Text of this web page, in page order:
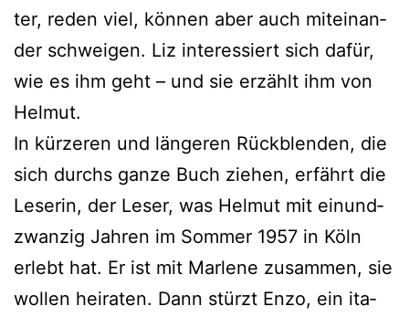
ter, reden viel, kön­nen aber auch mit­ein­an­
der schwei­gen. Liz inter­es­siert sich dafür,
wie es ihm geht – und sie erzählt ihm von
Helmut.
In kür­ze­ren und län­ge­ren Rückblenden, die
sich durchs gan­ze Buch zie­hen, erfährt die
Leserin, der Leser, was Helmut mit ein­und­
zwan­zig Jahren im Sommer 1957 in Köln
erlebt hat. Er ist mit Marlene zusam­men, sie
wol­len hei­ra­ten. Dann stürzt Enzo, ein ita­